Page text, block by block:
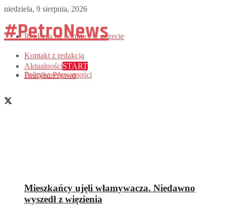
niedziela, 9 sierpnia, 2026
Reklama na portalu i w gazecie
Kontakt z redakcją
Polityka Prywatności
#PetroNews
AktualnościSTART
Bezpieczeństwo
Mieszkańcy ujęli włamywacza. Niedawno
wyszedł z więzienia